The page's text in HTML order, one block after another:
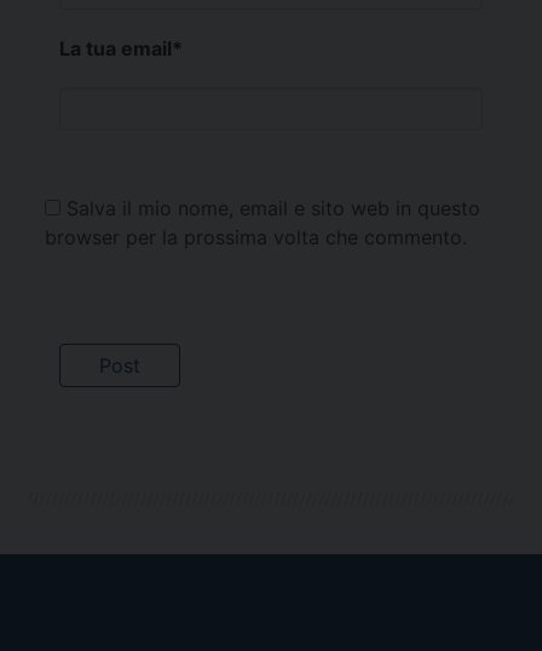
La tua email*
Salva il mio nome, email e sito web in questo
browser per la prossima volta che commento.